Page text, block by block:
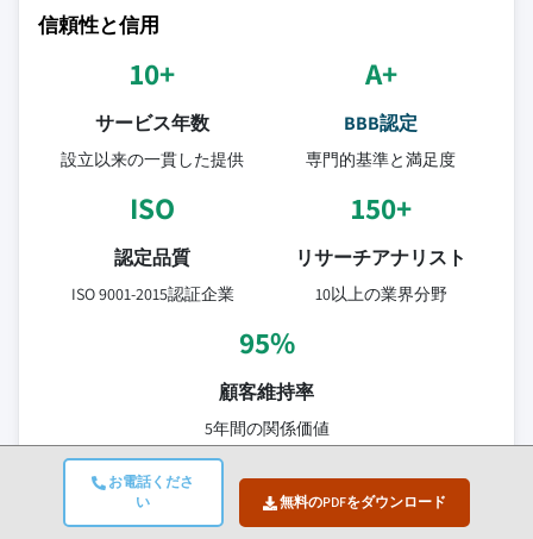
お電話くださ
い
無料のPDFをダウンロード
信頼性と信用
10+
サービス年数
設立以来の一貫した提供
A+
BBB認定
専門的基準と満足度
ISO
認定品質
ISO 9001-2015認証企業
150+
リサーチアナリスト
10以上の業界分野
95%
顧客維持率
5年間の関係価値
検証済みデータソース